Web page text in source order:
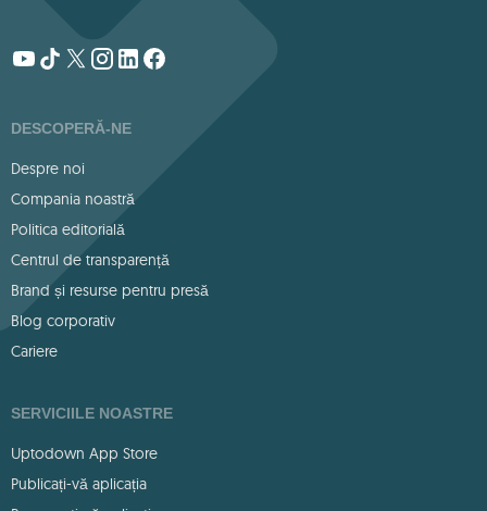
DESCOPERĂ-NE
Despre noi
Compania noastră
Politica editorială
Centrul de transparență
Brand și resurse pentru presă
Blog corporativ
Cariere
SERVICIILE NOASTRE
Uptodown App Store
Publicați-vă aplicația